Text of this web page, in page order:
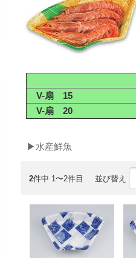
V-扇 15
V-扇 20
▶水産鮮魚
2件中 1〜2件目 並び替え